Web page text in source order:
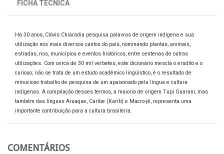
FICHA TÉCNICA
Há 30 anos, Clóvis Chiaradia pesquisa palavras de origem indígena e sua
utilização nos mais diversos cantos do país, nominando plantas, animais,
estradas, rios, municípios e eventos históricos, entre centenas de outras
utilizações. Com cerca de 30 mil verbetes, este dicionário mescla o erudito e o
curioso; não se trata de um estudo acadêmico lingüístico, é o resultado de
minucioso trabalho de pesquisa de um apaixonado pela língua e cultura
indígenas. A compilação desses termos, a maioria de origem Tupi Guarani, mas
também das línguas Aruaque, Caribe (Karíb) e Macro-jê, representa uma
importante contribuição para a cultura brasileira.
COMENTÁRIOS